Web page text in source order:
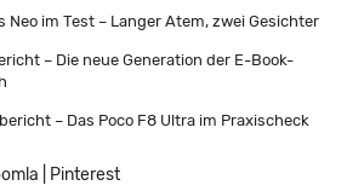
Neo im Test – Langer Atem, zwei Gesichter
– Die neue Generation der E-Book-
– Das Poco F8 Ultra im Praxischeck
Pinterest